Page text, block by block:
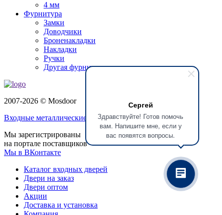
Сергей
Здравствуйте! Готов помочь
вам. Напишите мне, если у
вас появятся вопросы.
4 мм
Фурнитура
Замки
Доводчики
Броненакладки
Накладки
Ручки
Другая фурнитура
2007-2026 © Mosdoor
Входные металлические дверив Балашихе
Мы зарегистрированы
на портале поставщиков
Мы в ВКонтакте
Каталог входных дверей
Двери на заказ
Двери оптом
Акции
Доставка и установка